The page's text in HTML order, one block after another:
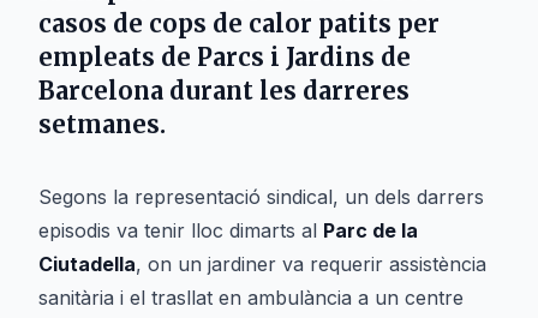
casos de cops de calor patits per
empleats de Parcs i Jardins de
Barcelona durant les darreres
setmanes.
Segons la representació sindical, un dels darrers
episodis va tenir lloc dimarts al Parc de la
Ciutadella, on un jardiner va requerir assistència
sanitària i el trasllat en ambulància a un centre